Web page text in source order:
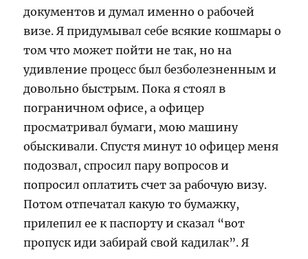
документов и думал именно о рабочей
визе. Я придумывал себе всякие кошмары о
том что может пойти не так, но на
удивление процесс был безболезненным и
довольно быстрым. Пока я стоял в
пограничном офисе, а офицер
просматривал бумаги, мою машину
обыскивали. Спустя минут 10 офицер меня
подозвал, спросил пару вопросов и
попросил оплатить счет за рабочую визу.
Потом отпечатал какую то бумажку,
прилепил ее к паспорту и сказал “вот
пропуск иди забирай свой кадилак”. Я